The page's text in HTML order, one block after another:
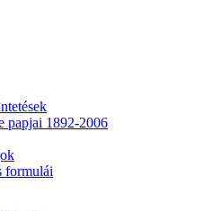
papjai 1892-2006
formulái